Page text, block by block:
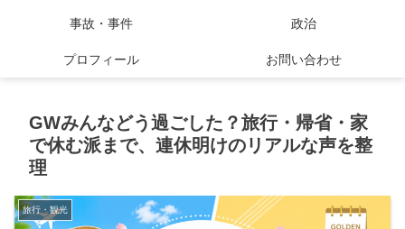
事故・事件 政治
プロフィール お問い合わせ
GWみんなどう過ごした？旅行・帰省・家
で休む派まで、連休明けのリアルな声を整
理
旅行・観光